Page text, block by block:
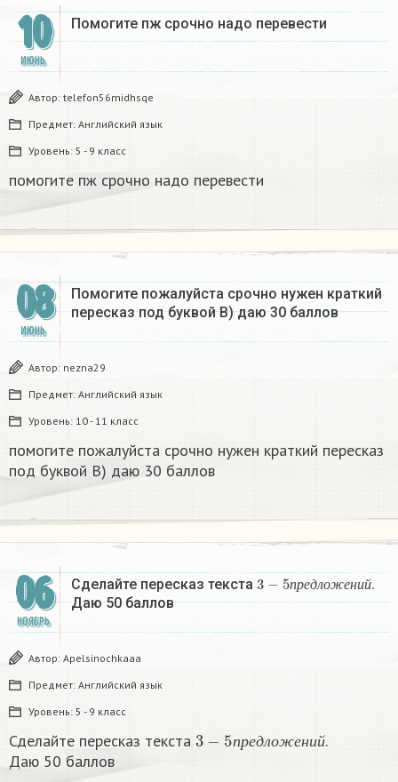
10
ИЮНЬ
Помогите пж срочно надо перевести
Автор: telefon56midhsqe
Предмет: Английский язык
Уровень: 5 - 9 класс
помогите пж срочно надо перевести
08
ИЮНЬ
Помогите пожалуйста срочно нужен краткий
пересказ под буквой В) даю 30 баллов
Автор: nezna29
Предмет: Английский язык
Уровень: 10 - 11 класс
помогите пожалуйста срочно нужен краткий пересказ
под буквой В) даю 30 баллов
06
НОЯБРЬ
Сделайте пересказ текста пр е дл о ж е н и й
3−5предложе ий
.
Даю 50 баллов ​
Автор: Apelsinochkaaa
Предмет: Английский язык
Уровень: 5 - 9 класс
Сделайте пересказ текста п р е дл о ж е н и й
3 пр л
.
Даю 50 баллов ​